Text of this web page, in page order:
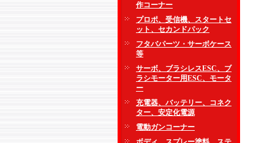
作コーナー
プロポ、受信機、スタートセ
ット、セカンドパック
フタバパーツ・サーボケース
等
サーボ、ブラシレスESC、ブ
ラシモーター用ESC、モータ
ー
充電器、バッテリー、コネク
ター、安定化電源
電動ガンコーナー